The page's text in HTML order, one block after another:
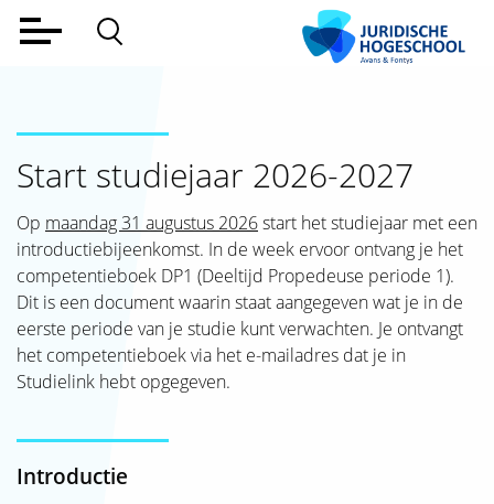
Deeltijd
Werkveld
Alumni
Lectoraat
Over ons
Start studiejaar 2026-2027
Op maandag 31 augustus 2026start het studiejaar met een
introductiebijeenkomst. In de week ervoor ontvang je het
competentieboek DP1 (Deeltijd Propedeuse periode 1).
Dit is een document waarin staat aangegeven wat je in de
eerste periode van je studie kunt verwachten. Je ontvangt
het competentieboek via het e-mailadres dat je in
Studielink hebt opgegeven.
Introductie